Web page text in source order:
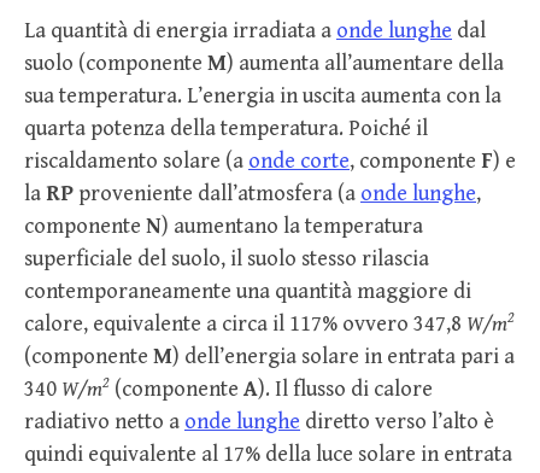
La quantità di energia irradiata a onde lunghe dal
suolo (componente M) aumenta all’aumentare della
sua temperatura. L’energia in uscita aumenta con la
quarta potenza della temperatura. Poiché il
riscaldamento solare (a onde corte, componente F) e
laRP proveniente dall’atmosfera (a onde lunghe,
componente N) aumentano la temperatura
superficiale del suolo, il suolo stesso rilascia
contemporaneamente una quantità maggiore di
calore, equivalente a circa il 117% ovvero 347,8 W/m2
(componente M) dell’energia solare in entrata pari a
340 W/m2 (componente A). Il flusso di calore
radiativo netto a onde lunghe diretto verso l’alto è
quindi equivalente al 17% della luce solare in entrata